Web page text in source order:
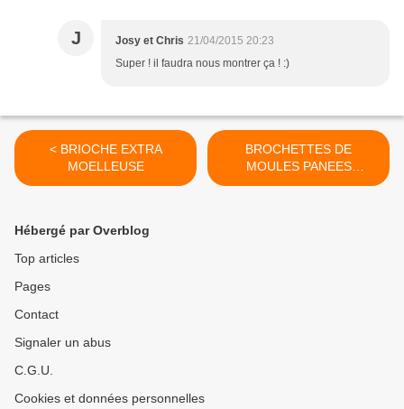
J Josy et Chris 21/04/2015 20:23
Super ! il faudra nous montrer ça ! :)
< BRIOCHE EXTRA
MOELLEUSE
BROCHETTES DE
MOULES PANEES
CHAPELURE
Hébergé par Overblog
Top articles
Pages
Contact
Signaler un abus
C.G.U.
Cookies et données personnelles